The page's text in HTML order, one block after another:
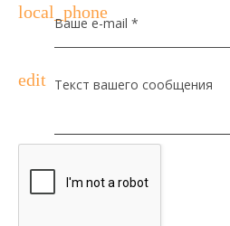
local_phone
Ваше e-mail *
edit Текст вашего сообщения